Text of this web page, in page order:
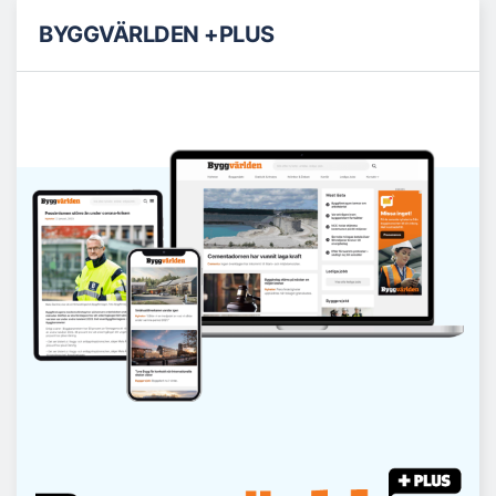
BYGGVÄRLDEN +PLUS